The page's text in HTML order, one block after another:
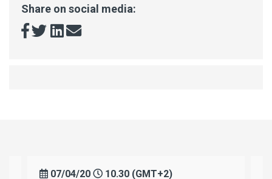
Share on social media:
08/04/20 10.30 (GMT+2)